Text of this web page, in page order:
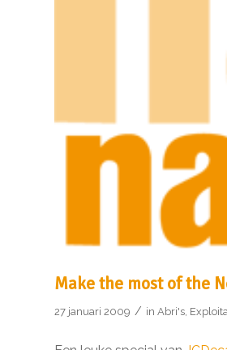
Make the most of the
27 januari 2009 / in Abri's,